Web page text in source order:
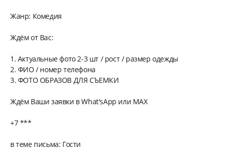
Жанр: Комедия
Ждём от Вас:
1. Актуальные фото 2-3 шт / рост / размер одежды
2. ФИО / номер телефона
3. ФОТО ОБРАЗОВ ДЛЯ СЪЕМКИ
Ждём Ваши заявки в What'sApp или МАХ
+7 ***
в теме письма: Гости